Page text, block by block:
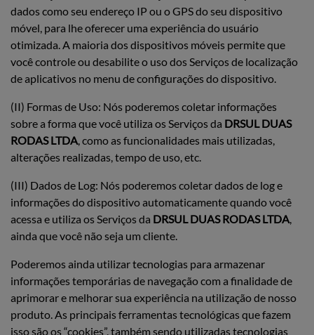
dados como seu endereço IP ou o GPS do seu dispositivo
móvel, para lhe oferecer uma experiência do usuário
otimizada. A maioria dos dispositivos móveis permite que
você controle ou desabilite o uso dos Serviços de localização
de aplicativos no menu de configurações do dispositivo.
(II) Formas de Uso: Nós poderemos coletar informações
sobre a forma que você utiliza os Serviços da DRSUL DUAS
RODAS LTDA, como as funcionalidades mais utilizadas,
alterações realizadas, tempo de uso, etc.
(III) Dados de Log: Nós poderemos coletar dados de log e
informações do dispositivo automaticamente quando você
acessa e utiliza os Serviços da DRSUL DUAS RODAS LTDA,
ainda que você não seja um cliente.
Poderemos ainda utilizar tecnologias para armazenar
informações temporárias de navegação com a finalidade de
aprimorar e melhorar sua experiência na utilização de nosso
produto. As principais ferramentas tecnológicas que fazem
isso são os “cookies”, também sendo utilizadas tecnologias